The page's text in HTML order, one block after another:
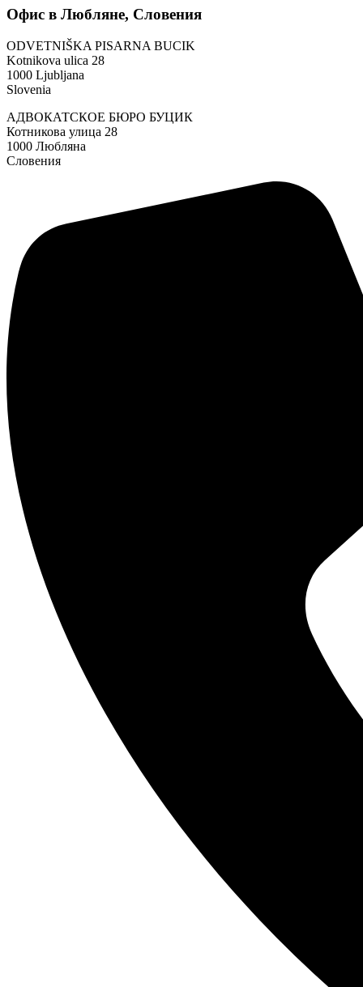
Офис в Любляне, Словения
ODVETNIŠKA PISARNA BUCIK
Kotnikova ulica 28
1000 Ljubljana
Slovenia
АДВОКАТСКОЕ БЮРО БУЦИК
Котникова улица 28
1000 Любляна
Словения